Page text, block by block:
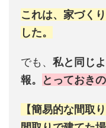
これは、家づく
した。
でも、 私と同じ
報。
とっておき
【簡易的な間取